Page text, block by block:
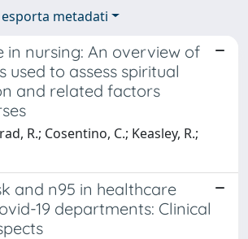
esporta metadati
in nursing: An overview of
used to assess spiritual
and related factors
R.; Cosentino, C.; Keasley, R.;
and n95 in healthcare
19 departments: Clinical